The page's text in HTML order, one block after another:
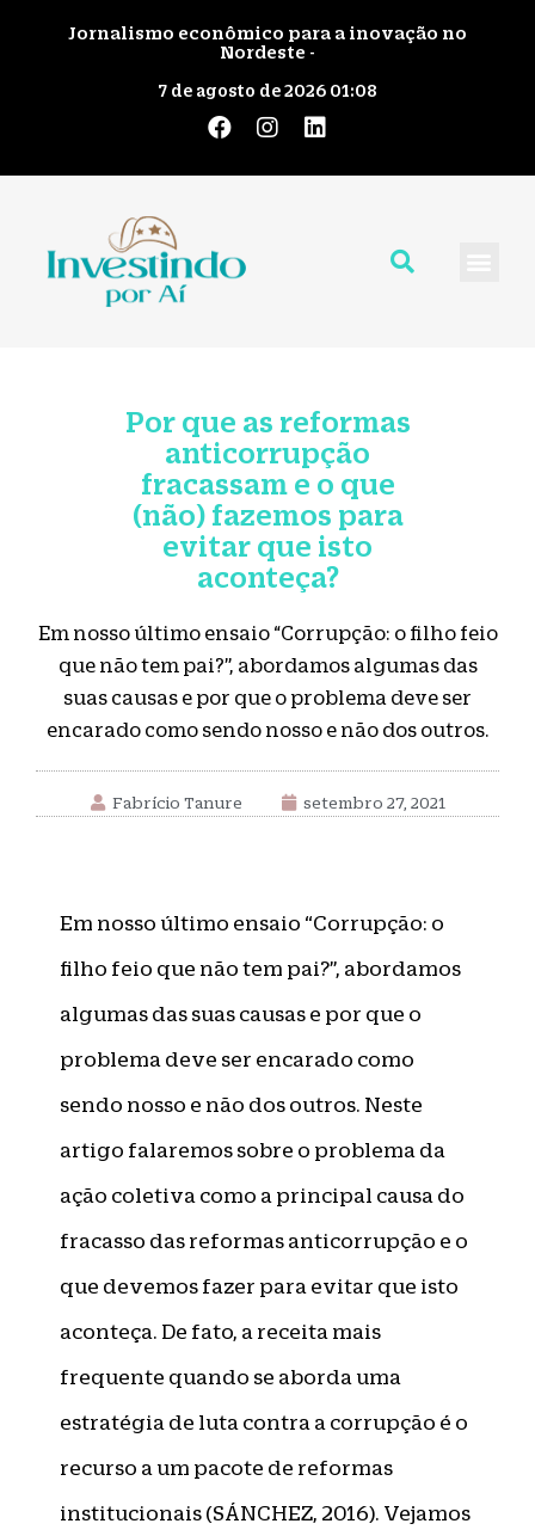
Jornalismo econômico para a inovação no
Nordeste -
7 de agosto de 2026 01:08
Por que as reformas
anticorrupção
fracassam e o que
(não) fazemos para
evitar que isto
aconteça?
Em nosso último ensaio “Corrupção: o filho feio
que não tem pai?”, abordamos algumas das
suas causas e por que o problema deve ser
encarado como sendo nosso e não dos outros.
Fabrício Tanure setembro 27, 2021
Em nosso último ensaio “Corrupção: o
filho feio que não tem pai?”, abordamos
algumas das suas causas e por que o
problema deve ser encarado como
sendo nosso e não dos outros. Neste
artigo falaremos sobre o problema da
ação coletiva como a principal causa do
fracasso das reformas anticorrupção e o
que devemos fazer para evitar que isto
aconteça. De fato, a receita mais
frequente quando se aborda uma
estratégia de luta contra a corrupção é o
recurso a um pacote de reformas
institucionais (SÁNCHEZ, 2016). Vejamos